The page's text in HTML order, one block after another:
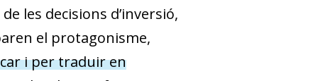
les decisions d’inversió,
el protagonisme,
i per traduir en